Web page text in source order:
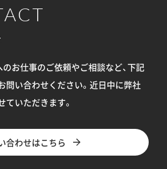
お仕事のご依頼やご相談など、下記
い合わせください。 近日中に弊社
いただきます。
合わせはこちら